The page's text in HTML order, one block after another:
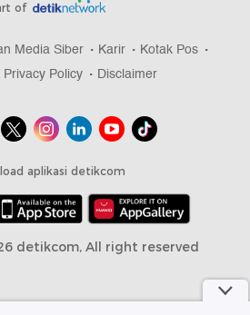
of
Media Siber Karir
Kotak Pos
Privacy Policy Disclaimer
aplikasi detikcom
detikcom, All right reserved